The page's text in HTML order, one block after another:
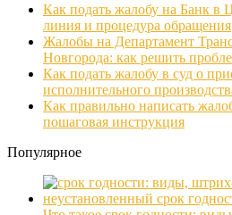
Как подать жалобу на Банк в
линия и процедура обращения
Жалобы на Департамент
Новгорода: как решить
Как подать жалобу в суд о
исполнительного
Как правильно написать
пошаговая инструкция
Популярное